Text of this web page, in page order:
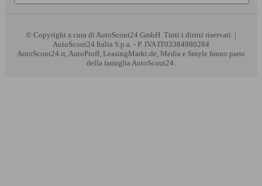
© Copyright a cura di AutoScout24 GmbH. Tutti i diritti riservati. |
AutoScout24 Italia S.p.a. - P. IVA IT03384980284
AutoScout24.it, AutoProff, LeasingMarkt.de, Media e Smyle fanno parte
della famiglia AutoScout24.